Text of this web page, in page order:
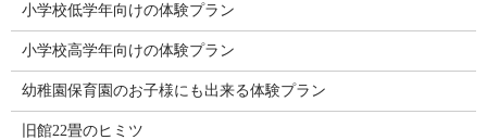
小学校低学年向けの体験プラン
小学校高学年向けの体験プラン
幼稚園保育園のお子様にも出来る体験プラン
旧館22畳のヒミツ